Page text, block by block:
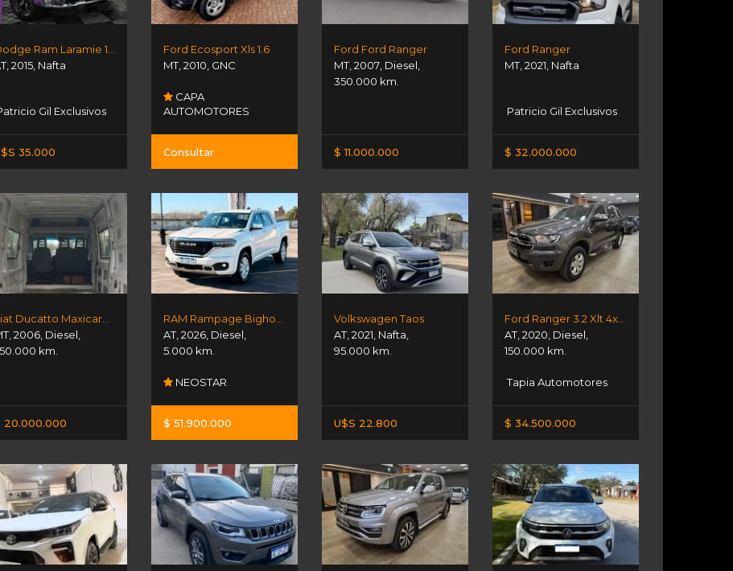
Dodge Ram Laramie 1500
,2015, Nafta
Gil Exclusivos
35.000
Ford Ecosport Xls 1.6
MT,2010, GNC
CAPA
AUTOMOTORES
Consultar
Ford Ford Ranger
MT,2007, Diesel,
350.000 km.
$ 11.000.000
Ford Ranger
MT,2021, Nafta
Patricio Gil Exclusivos
$ 32.000.000
Fiat Ducatto Maxicargo 2.8 Jt
,2006, Diesel,
km.
20.000.000
RAM Rampage Bighorn
AT,2026, Diesel,
5.000 km.
NEOSTAR
$ 51.900.000
Volkswagen Taos
AT,2021, Nafta,
95.000 km.
U$S 22.800
Ford Ranger 3.2 Xlt 4x4 At
AT,2020, Diesel,
150.000 km.
Tapia Automotores
$ 34.500.000